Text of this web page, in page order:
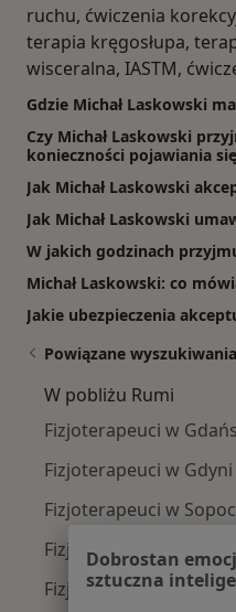
ruchu, ćwiczenia
terapia kręgosłupa,
wisceralna, IASTM,
Gdzie Michał Laskowski
Czy Michał Laskowski
konieczności pojawiania
Jak Michał Laskowski
Jak Michał Laskowski
W jakich godzinach
Michał Laskowski: co
Jakie ubezpieczenia
Powiązane wyszukiwania
W pobliżu Rumi
Fizjoterapeuci w
Fizjoterapeuci w Gdyni
Fizjoterapeuci w
Fizjoterapeuci w
Fizjoterapeuci w
Dobrostan
sztuczna